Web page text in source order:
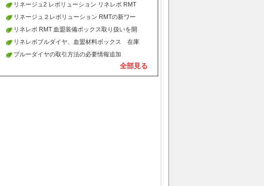
後参考の知らせ
リネージュ2 レボリューション リネレボ RMT
のブルーダイヤの購入方へお知らせ
リネージュ２レボリューション RMTの新ワー
ルド増加のお知らせ
リネレボ RMT 血盟装備ボックス取り扱いを開
始致しました
リネレボブルダイヤ、血盟材料ボックス 在庫
大量、最速取引、全鯖対応中
ブルーダイヤの取引方法の必要情報追加
全部見る